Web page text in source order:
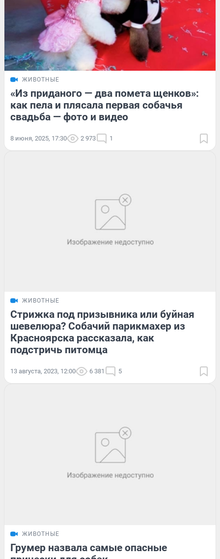
ЖИВОТНЫЕ
«Из приданого — два помета щенков»:
как пела и плясала первая собачья
свадьба — фото и видео
8 июня, 2025, 17:30 2 973 1
ЖИВОТНЫЕ
Стрижка под призывника или буйная
шевелюра? Собачий парикмахер из
Красноярска рассказала, как
подстричь питомца
13 августа, 2023, 12:00 6 381 5
ЖИВОТНЫЕ
Грумер назвала самые опасные